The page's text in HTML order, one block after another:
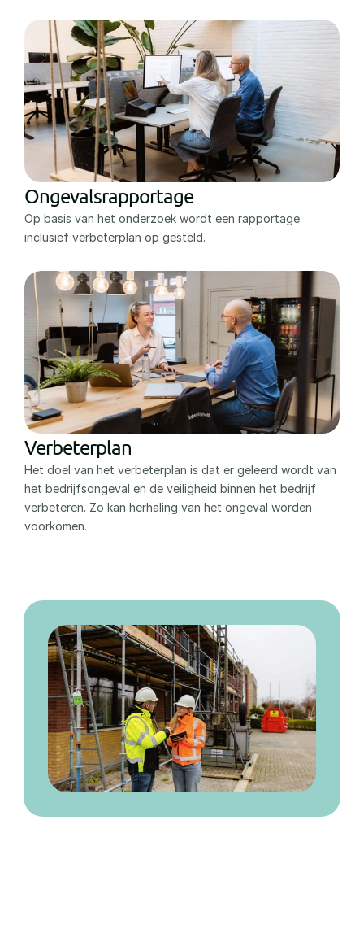
Ongevalsrapportage
Op basis van het onderzoek wordt een rapportage
inclusief verbeterplan op gesteld.
Verbeterplan
Het doel van het verbeterplan is dat er geleerd wordt van
het bedrijfsongeval en de veiligheid binnen het bedrijf
verbeteren. Zo kan herhaling van het ongeval worden
voorkomen.